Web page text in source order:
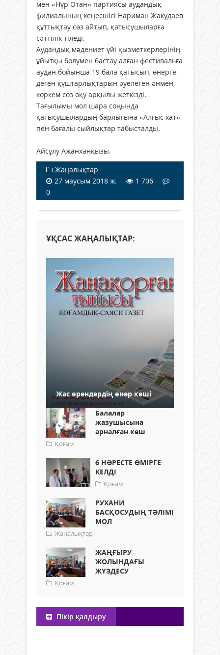
мен «Нұр Отан» партиясы аудандық
филиалының кеңесшісі Нариман Жакудаев
құттықтау сөз айтып, қатысушыларға
сәттілік тіледі.
Аудандық мәдениет үйі қызметкерлерінің
ұйытқы болумен бастау алған фестивальға
аудан бойынша 19 бала қатысып, өнерге
деген құштарлықтарын әуелеген әнмен,
көркем сөз оқу арқылы жеткізді.
Тағылымы мол шара соңында
қатысушылардың барлығына «Алғыс хат»
пен бағалы сыйлықтар табысталды.
Айсұлу Ажанханқызы.
Жаңалықтар
27 маусым 2018 ж.
1 706
0
ҰҚСАС ЖАҢАЛЫҚТАР:
Жас өрендердің өнер кеші
Балалар
жазушысына
арналған кеш
Қоғам
6 НӘРЕСТЕ ӨМІРГЕ
КЕЛДІ
Қоғам
РУХАНИ
БАСҚОСУДЫҢ ТӘЛІМІ
МОЛ
Жаңалықтар
ЖАҢҒЫРУ
ЖОЛЫНДАҒЫ
ЖҮЗДЕСУ
Қоғам
Пікір қалдыру